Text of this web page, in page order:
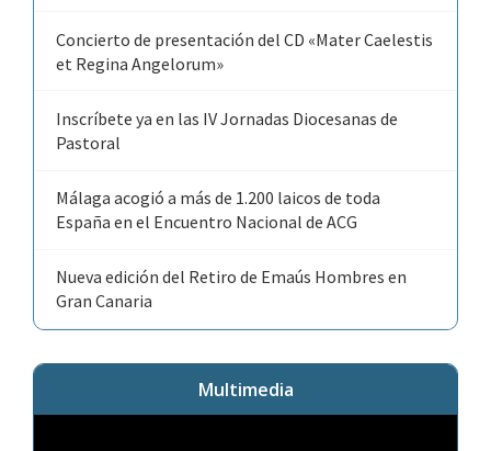
Concierto de presentación del CD «Mater Caelestis
et Regina Angelorum»
Inscríbete ya en las IV Jornadas Diocesanas de
Pastoral
Málaga acogió a más de 1.200 laicos de toda
España en el Encuentro Nacional de ACG
Nueva edición del Retiro de Emaús Hombres en
Gran Canaria
Multimedia